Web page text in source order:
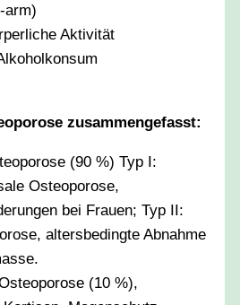
arm)
Aktivität
zusammengefasst:
(90 %) Typ I:
Osteoporose,
bei Frauen; Typ II:
altersbedingte Abnahme
(10 %),